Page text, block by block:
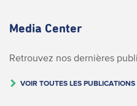
Media Center
Retrouvez nos dernières
VOIR TOUTES LES PUBLICATIONS